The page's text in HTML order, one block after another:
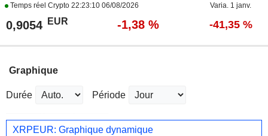
Temps réel Crypto 22:23:10 06/08/2026 Varia. 1 janv.
0,9054 EUR -1,38 % -41,35 %
Graphique
Durée Période
XRPEUR: Graphique dynamique